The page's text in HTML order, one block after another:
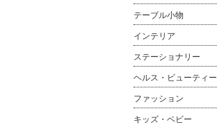
テーブル小物
インテリア
ステーショナリー
ヘルス・ビューティー
ファッション
キッズ・ベビー